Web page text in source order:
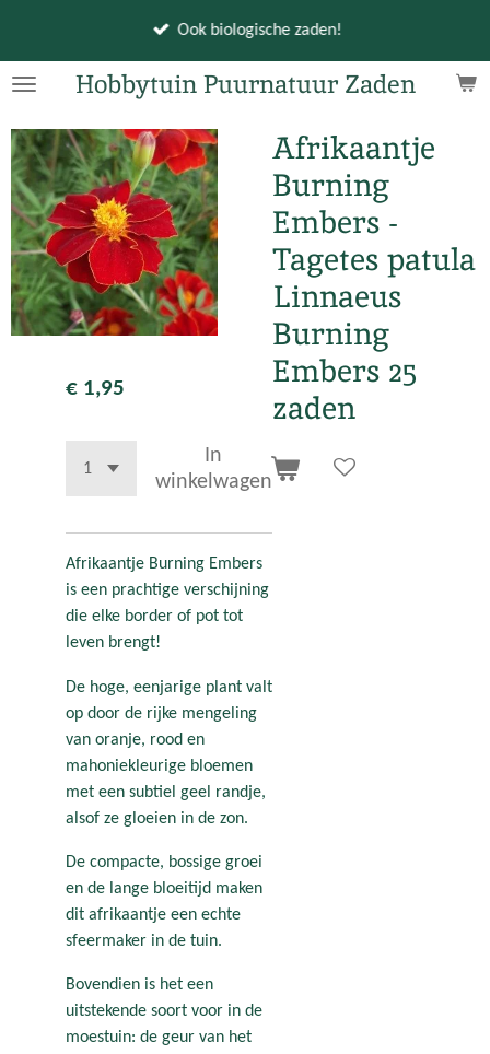
naar
hoofdinhoud
Hobbytuin Puurnatuur Zaden
Ook biologische zaden!
Afrikaantje
Burning
Embers -
Tagetes patula
Linnaeus
Burning
Embers 25
zaden
€ 1,95
In
winkelwagen
Afrikaantje Burning Embers
is een prachtige verschijning
die elke border of pot tot
leven brengt!
De hoge, eenjarige plant valt
op door de rijke mengeling
van oranje, rood en
mahoniekleurige bloemen
met een subtiel geel randje,
alsof ze gloeien in de zon.
De compacte, bossige groei
en de lange bloeitijd maken
dit afrikaantje een echte
sfeermaker in de tuin.
Bovendien is het een
uitstekende soort voor in de
moestuin: de geur van het